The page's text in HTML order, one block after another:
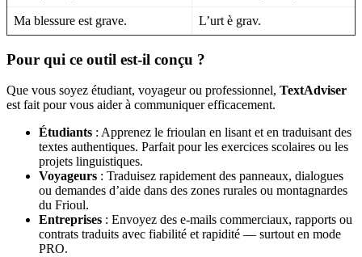
Ma blessure est grave. L’urt è grav.
Pour qui ce outil est-il conçu ?
Que vous soyez étudiant, voyageur ou professionnel, TextAdviser
est fait pour vous aider à communiquer efficacement.
Étudiants : Apprenez le frioulan en lisant et en traduisant des
textes authentiques. Parfait pour les exercices scolaires ou les
projets linguistiques.
Voyageurs : Traduisez rapidement des panneaux, dialogues
ou demandes d’aide dans des zones rurales ou montagnardes
du Frioul.
Entreprises : Envoyez des e-mails commerciaux, rapports ou
contrats traduits avec fiabilité et rapidité — surtout en mode
PRO.